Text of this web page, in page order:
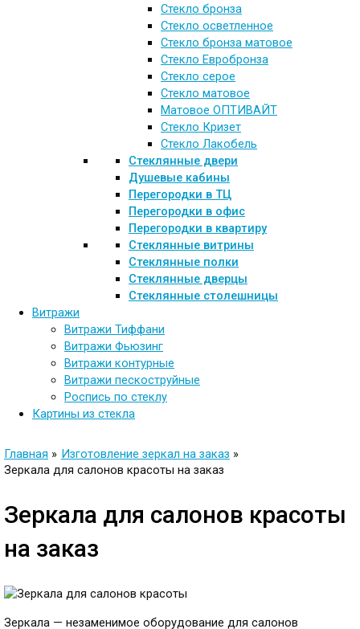
Стекло бронза
Стекло осветленное
Стекло бронза матовое
Стекло Евробронза
Стекло серое
Стекло матовое
Матовое ОПТИВАЙТ
Стекло Кризет
Стекло Лакобель
Стеклянные двери
Душевые кабины
Перегородки в ТЦ
Перегородки в офис
Перегородки в квартиру
Стеклянные витрины
Стеклянные полки
Стеклянные дверцы
Стеклянные столешницы
Витражи
Витражи Тиффани
Витражи Фьюзинг
Витражи контурные
Витражи пескоструйные
Роспись по стеклу
Картины из стекла
Главная
Изготовление зеркал на заказ
Зеркала для салонов красоты на заказ
Зеркала для салонов красоты
на заказ
Зеркала — незаменимое оборудование для салонов